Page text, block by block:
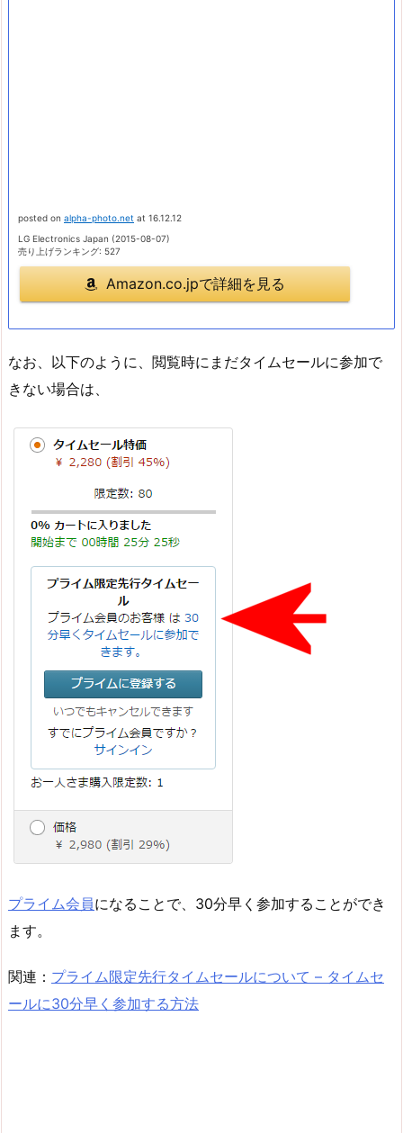
posted on alpha-photo.net at 16.12.12
LG Electronics Japan (2015-08-07)
売り上げランキング: 527
Amazon.co.jpで詳細を見る
なお、以下のように、閲覧時にまだタイムセールに参加で
きない場合は、
プライム会員になることで、30分早く参加することができ
ます。
関連： プライム限定先行タイムセールについて – タイムセ
ールに30分早く参加する方法